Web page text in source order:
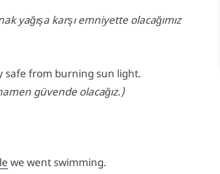
yağışa karşı emniyette olacağımız
safe from burning sun light.
güvende olacağız.)
we went swimming.